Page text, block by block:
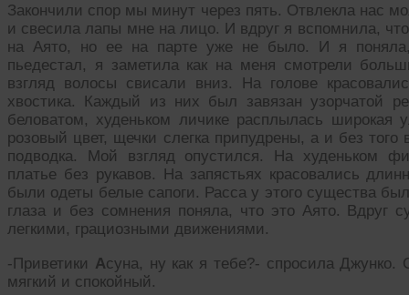
Закончили спор мы минут через пять. Отвлекла нас
и свесила лапы мне на лицо. И вдруг я вспомнила,
на Аято, но ее на парте уже не было. И я
пьедестал, я заметила как на меня смотрели
взгляд волосы свисали вниз. На голове
хвостика. Каждый из них был завязан узорчатой
беловатом, худеньком личике расплылась
розовый цвет, щечки слегка припудрены, а и без того
подводка. Мой взгляд опустился. На худеньком
платье без рукавов. На запястьях красовались
были одеты белые сапоги. Расса у этого существа
глаза и без сомнения поняла, что это Аято. Вдруг
легкими, грациозными движениями.
-Приветики Асуна, ну как я тебе?- спросила Джунко.
мягкий и спокойный.